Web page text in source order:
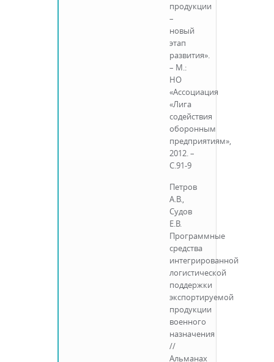
продукции
–
новый
этап
развития».
– М.:
НО
«Ассоциация
«Лига
содействия
оборонным
предприятиям»,
2012. –
С.91-9
Петров
А.В.,
Судов
Е.В.
Программные
средства
интегрированной
логистической
поддержки
экспортируемой
продукции
военного
назначения
//
Альманах